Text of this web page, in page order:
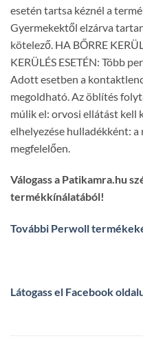
esetén tartsa kéznél a
Gyermekektől elzárva
kötelező. HA BŐRRE
KERÜLÉS ESETÉN: Több
Adott esetben a
megoldható. Az öblítés
múlik el: orvosi ellátást kell
elhelyezése hulladékként:
megfelelően.
Válogass a Patikamra.hu
termékkínálatából!
További Perwoll
Látogass el Facebook